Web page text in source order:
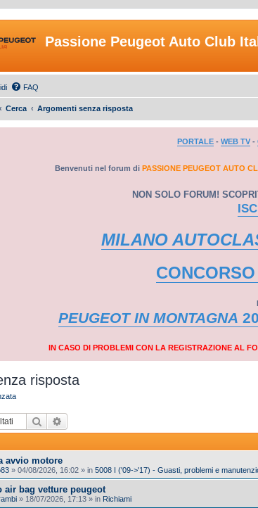
Passione Peugeot Auto Club
FAQ
Cerca Argomenti senza risposta
PORTALE - WEB TV -
Benvenuti nel forum di PASSIONE PEUGEOT AUTO
NON SOLO FORUM!
MILANO
CONCORSO
PEUGEOT IN MONTAGNA
IN CASO DI PROBLEMI CON LA REGISTRAZIONE AL
risposta
Cerca
avvio motore
» 04/08/2026, 16:02 » in 5008 I ('09->'17) - Guasti, problemi e
air bag vetture peugeot
» 18/07/2026, 17:13 » in Richiami